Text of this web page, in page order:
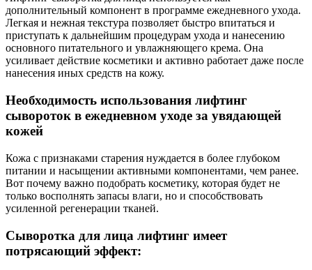
дополнительный компонент в программе ежедневного ухода.
Легкая и нежная текстура позволяет быстро впитаться и
приступать к дальнейшим процедурам ухода и нанесению
основного питательного и увлажняющего крема. Она
усиливает действие косметики и активно работает даже после
нанесения иных средств на кожу.
Необходимость использования лифтинг
сывороток в ежедневном уходе за увядающей
кожей
Кожа с признаками старения нуждается в более глубоком
питании и насыщении активными компонентами, чем ранее.
Вот почему важно подобрать косметику, которая будет не
только восполнять запасы влаги, но и способствовать
усиленной регенерации тканей.
Сыворотка для лица лифтинг имеет
потрясающий эффект: